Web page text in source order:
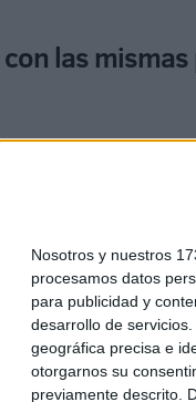
Nosotros y nuestros
procesamos datos
para publicidad y
desarrollo de servicios.
geográfica precisa e
otorgarnos su
previamente descrito.
las
era
del plan porque
explica
a Tragsatec